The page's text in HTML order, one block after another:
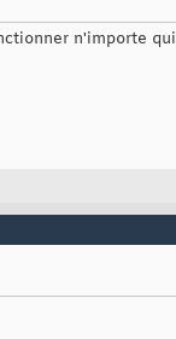
n'importe qui